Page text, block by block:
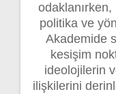
politika ve
Akademide
kesişim
ideolojilerin
ilişkilerini